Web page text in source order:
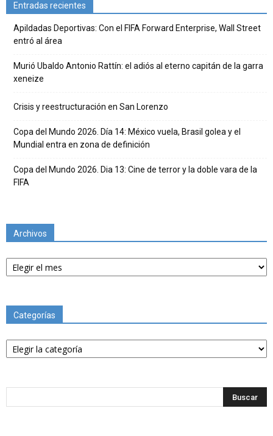
Entradas recientes
Apildadas Deportivas: Con el FIFA Forward Enterprise, Wall Street
entró al área
Murió Ubaldo Antonio Rattín: el adiós al eterno capitán de la garra
xeneize
Crisis y reestructuración en San Lorenzo
Copa del Mundo 2026. Día 14: México vuela, Brasil golea y el
Mundial entra en zona de definición
Copa del Mundo 2026. Dia 13: Cine de terror y la doble vara de la
FIFA
Archivos
Archivos
Categorías
Categorías